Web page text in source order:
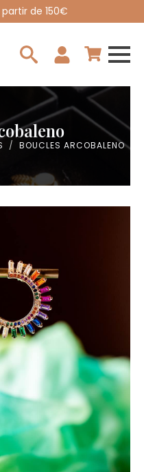
de 150€
BOUCLES ARCOBALENO